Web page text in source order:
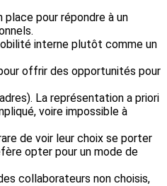
pour répondre à un
interne plutôt comme un
offrir des opportunités pour
La représentation a priori
voire impossible à
de voir leur choix se porter
opter pour un mode de
collaborateurs non choisis,